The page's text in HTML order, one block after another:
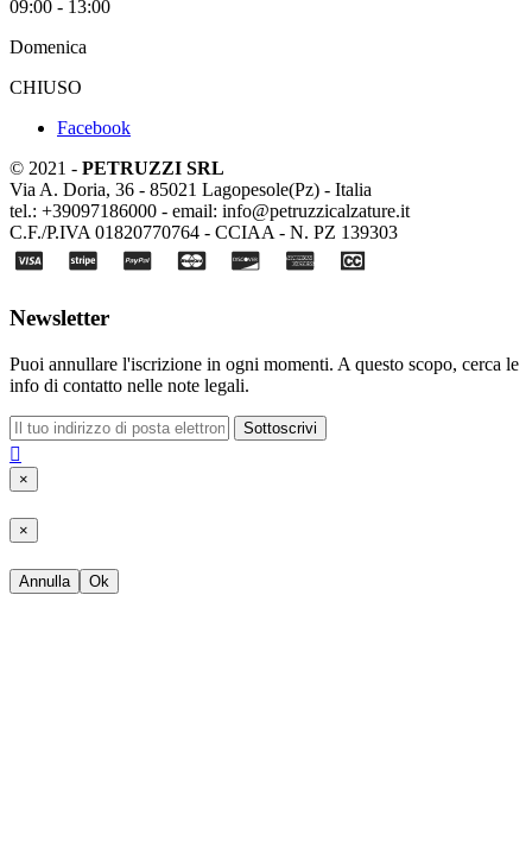
09:00 - 13:00
Domenica
CHIUSO
Facebook
© 2021 - PETRUZZI SRL
Via A. Doria, 36 - 85021 Lagopesole(Pz) - Italia
tel.: +39097186000 - email: info@petruzzicalzature.it
C.F./P.IVA 01820770764 - CCIAA - N. PZ 139303
Newsletter
Puoi annullare l'iscrizione in ogni momenti. A questo scopo, cerca le
info di contatto nelle note legali.
Sottoscrivi

×
×
Annulla Ok